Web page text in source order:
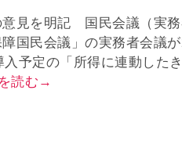
見を明記 国民会議（実務
国民会議」の実務者会議
予定の「所得に連動した
読む→